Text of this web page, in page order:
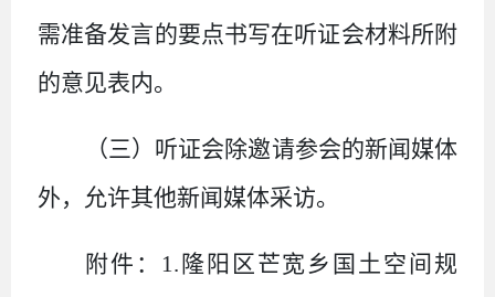
需准备发言的要点书写在听证会材料所附
的意见表内。
（三）听证会除邀请参会的新闻媒体
外，允许其他新闻媒体采访。
附件： 1. 隆阳区芒宽乡国土空间规